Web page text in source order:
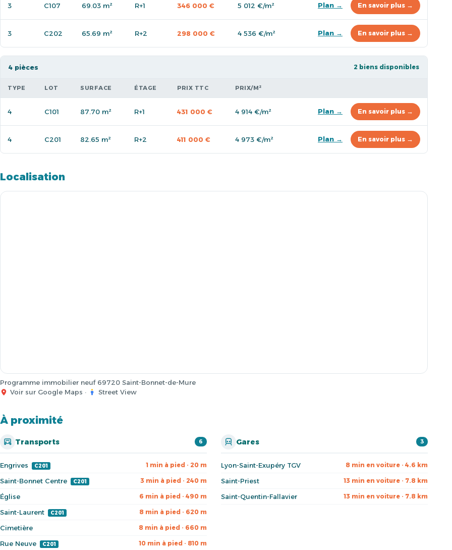
3 C107 69.03 m² R+1 346 000 € 5 012 €/m² Plan → En savoir plus →
3 C202 65.69 m² R+2 298 000 € 4 536 €/m² Plan → En savoir plus →
4 pièces 2 biens disponibles
TYPE LOT SURFACE ÉTAGE PRIX TTC PRIX/M²
4 C101 87.70 m² R+1 431 000 € 4 914 €/m² Plan → En savoir plus →
4 C201 82.65 m² R+2 411 000 € 4 973 €/m² Plan → En savoir plus →
Localisation
Programme immobilier neuf 69720 Saint-Bonnet-de-Mure
Voir sur Google Maps · Street View
À proximité
Transports 6
Engrives C201 1 min à pied · 20 m
Saint-Bonnet Centre C201 3 min à pied · 240 m
Église 6 min à pied · 490 m
Saint-Laurent C201 8 min à pied · 620 m
Cimetière 8 min à pied · 660 m
Rue Neuve C201 10 min à pied · 810 m
Gares 3
Lyon-Saint-Exupéry TGV 8 min en voiture · 4.6 km
Saint-Priest 13 min en voiture · 7.8 km
Saint-Quentin-Fallavier 13 min en voiture · 7.8 km